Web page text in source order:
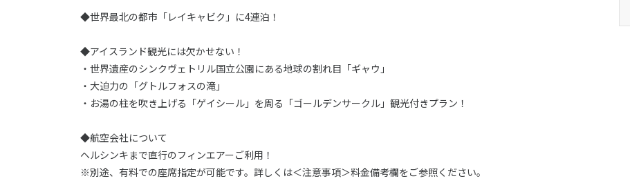
◆世界最北の都市「レイキャビク」に4連泊！
◆アイスランド観光には欠かせない！
・世界遺産のシンクヴェトリル国立公園にある地球の割れ目「ギャウ」
・大迫力の「グトルフォスの滝」
・お湯の柱を吹き上げる「ゲイシール」を周る「ゴールデンサークル」観光付きプラン！
◆航空会社について
ヘルシンキまで直行のフィンエアーご利用！
※別途、有料での座席指定が可能です。詳しくは＜注意事項＞料金備考欄をご参照ください。